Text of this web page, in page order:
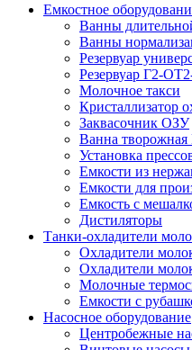
Емкостное
Ванны
Ванны
Резервуар
Резервуар Г2-
Молочное такси
Кристаллизатор
Заквасочник ОЗУ
Ванна
Установка
Емкости из
Емкости для
Емкость с
Дистиляторы
Танки-охладители
Охладители
Охладители
Молочные
Емкости с
Насосное оборудование
Центробежные